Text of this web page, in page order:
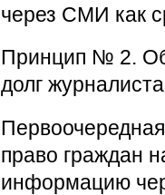
через СМИ как
Принцип № 2.
долг журналиста
право граждан
информацию